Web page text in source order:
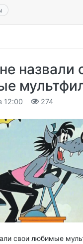
назвали
12:00 274
свои любимые